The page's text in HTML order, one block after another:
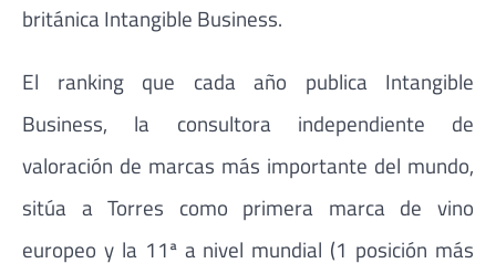
británica Intangible Business.
El ranking que cada año publica Intangible
Business, la consultora independiente de
valoración de marcas más importante del mundo,
sitúa a Torres como primera marca de vino
europeo y la 11ª a nivel mundial (1 posición más